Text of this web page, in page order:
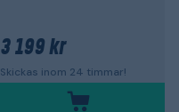
3 199 kr
Skickas inom 24 timmar!